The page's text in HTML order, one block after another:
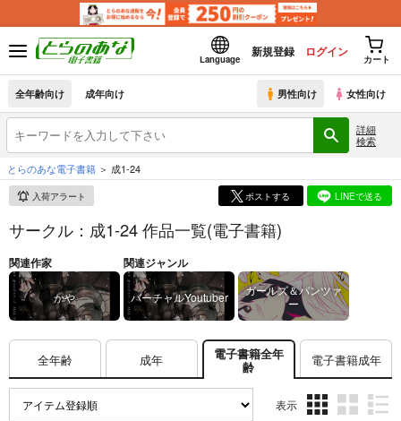
Language
新規登録 ログイン
カート
全年齢向け 成年向け 男性向け 女性向け
詳細
検索
とらのあな電子書籍
成1-24
入荷アラート ポストする LINEで送る
サークル：成1-24 作品一覧(電子書籍)
関連作家
かや
関連ジャンル
バーチャルYoutuber
ガールズ＆パンツァ
ー
全年齢 成年 電子書籍全年
齢 電子書籍成年
表示